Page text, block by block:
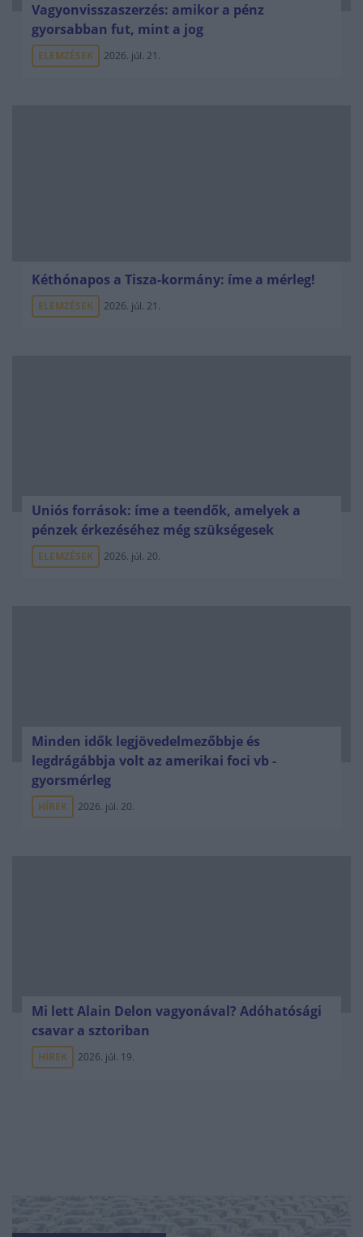
Vagyonvisszaszerzés: amikor a pénz
gyorsabban fut, mint a jog
ELEMZÉSEK 2026. júl. 21.
Kéthónapos a Tisza-kormány: íme a mérleg!
ELEMZÉSEK 2026. júl. 21.
Uniós források: íme a teendők, amelyek a
pénzek érkezéséhez még szükségesek
ELEMZÉSEK 2026. júl. 20.
Minden idők legjövedelmezőbbje és
legdrágábbja volt az amerikai foci vb -
gyorsmérleg
HÍREK 2026. júl. 20.
Mi lett Alain Delon vagyonával? Adóhatósági
csavar a sztoriban
HÍREK 2026. júl. 19.